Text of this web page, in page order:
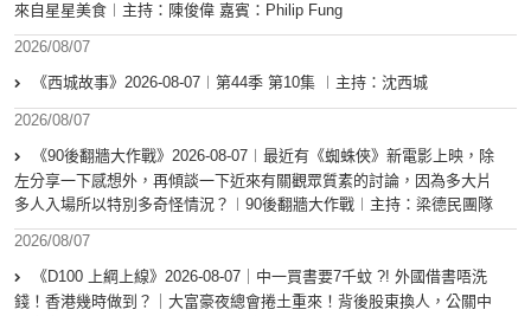
來自星星美食︱主持：陳俊偉 嘉賓：Philip Fung
2026/08/07
《西城故事》2026-08-07︱第44季 第10集 ︱主持：沈西城
2026/08/07
《90後翻牆大作戰》2026-08-07︱最近有《蜘蛛俠》新電影上映，除
左分享一下感想外，再傾談一下近來有關觀眾質素的討論，因為多大片
多人入場所以特別多奇怪情況？︱90後翻牆大作戰︱主持：梁德民團隊
2026/08/07
《D100 上綱上線》2026-08-07｜中一買書要7千蚊 ?! 外國借書唔洗
錢！香港幾時做到？｜大富豪夜總會捲土重來！背後股東換人，公關中